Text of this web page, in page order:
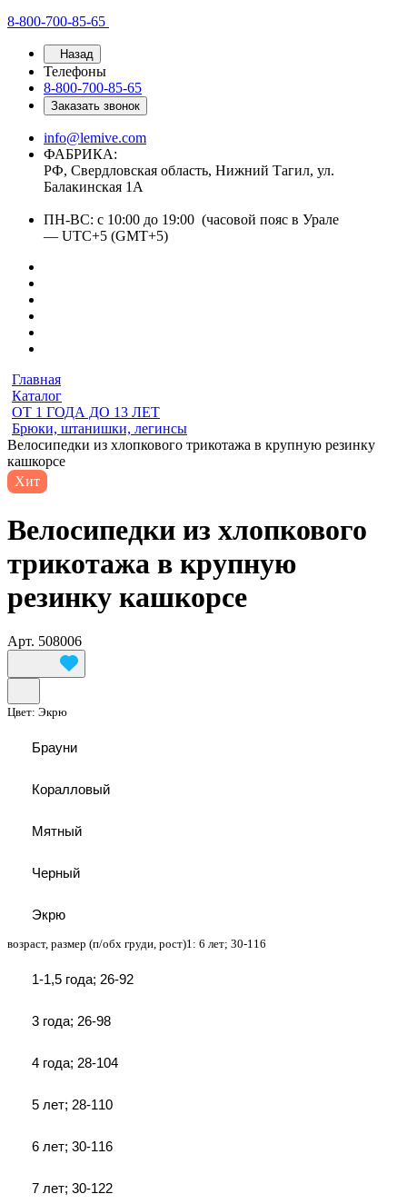
8-800-700-85-65
Назад
Телефоны
8-800-700-85-65
Заказать звонок
info@lemive.com
ФАБРИКА:
РФ, Свердловская область, Нижний Тагил, ул.
Балакинская 1А
ПН-ВС: с 10:00 до 19:00 (часовой пояс в Урале
— UTC+5 (GMT+5)
Главная
Каталог
ОТ 1 ГОДА ДО 13 ЛЕТ
Брюки, штанишки, легинсы
Велосипедки из хлопкового трикотажа в крупную резинку
кашкорсе
Хит
Велосипедки из хлопкового
трикотажа в крупную
резинку кашкорсе
Арт. 508006
Цвет: Экрю
Брауни
Коралловый
Мятный
Черный
Экрю
возраст, размер (п/обх груди, рост)1: 6 лет; 30-116
1-1,5 года; 26-92
3 года; 26-98
4 года; 28-104
5 лет; 28-110
6 лет; 30-116
7 лет; 30-122